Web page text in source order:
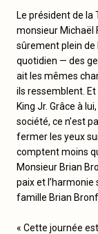
Le président de la
monsieur Michaël
sûrement plein de
quotidien — des
ait les mêmes
ils ressemblent.
King Jr. Grâce à
société, ce n’est
fermer les yeux
comptent moins
Monsieur Brian
paix et
famille Brian
« Cette journée